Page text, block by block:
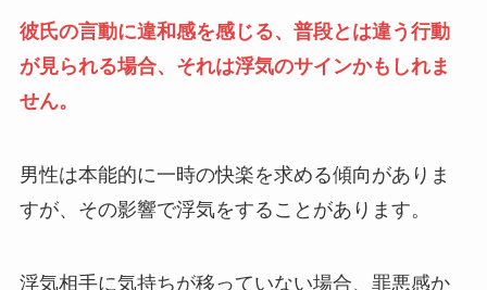
彼氏の言動に違和感を感じる、普段とは違う行動
が見られる場合、それは浮気のサインかもしれま
せん。
男性は本能的に一時の快楽を求める傾向がありま
すが、その影響で浮気をすることがあります。
浮気相手に気持ちが移っていない場合、罪悪感か